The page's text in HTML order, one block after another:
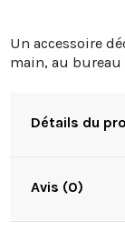
Un accessoire
main, au bureau
Détails du
Avis (0)